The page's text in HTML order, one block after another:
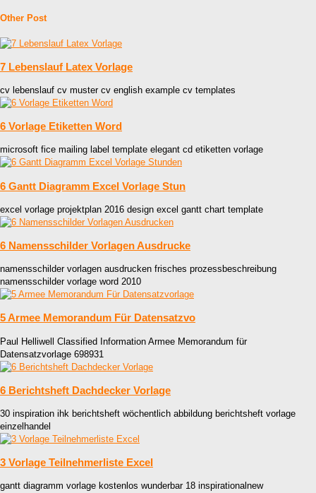
Other Post
7 Lebenslauf Latex Vorlage
cv lebenslauf cv muster cv english example cv templates
6 Vorlage Etiketten Word
microsoft fice mailing label template elegant cd etiketten vorlage
6 Gantt Diagramm Excel Vorlage Stun
excel vorlage projektplan 2016 design excel gantt chart template
6 Namensschilder Vorlagen Ausdrucke
namensschilder vorlagen ausdrucken frisches prozessbeschreibung
namensschilder vorlage word 2010
5 Armee Memorandum Für Datensatzvo
Paul Helliwell Classified Information Armee Memorandum für
Datensatzvorlage 698931
6 Berichtsheft Dachdecker Vorlage
30 inspiration ihk berichtsheft wöchentlich abbildung berichtsheft vorlage
einzelhandel
3 Vorlage Teilnehmerliste Excel
gantt diagramm vorlage kostenlos wunderbar 18 inspirationalnew